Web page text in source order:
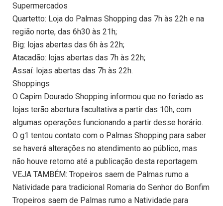
Supermercados
Quartetto: Loja do Palmas Shopping das 7h às 22h e na
região norte, das 6h30 às 21h;
Big: lojas abertas das 6h às 22h;
Atacadão: lojas abertas das 7h às 22h;
Assaí: lojas abertas das 7h às 22h.
Shoppings
O Capim Dourado Shopping informou que no feriado as
lojas terão abertura facultativa a partir das 10h, com
algumas operações funcionando a partir desse horário.
O g1 tentou contato com o Palmas Shopping para saber
se haverá alterações no atendimento ao público, mas
não houve retorno até a publicação desta reportagem.
VEJA TAMBÉM: Tropeiros saem de Palmas rumo a
Natividade para tradicional Romaria do Senhor do Bonfim
Tropeiros saem de Palmas rumo a Natividade para